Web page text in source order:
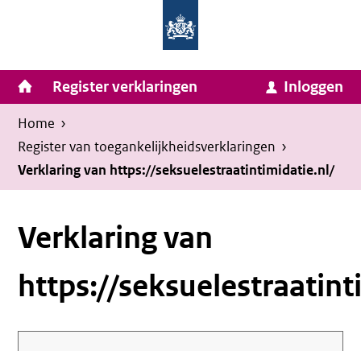
inhoud
van
Zaken
en
Koninkrijksrelaties
Homepage
van
Invulassistent
Toegankelijkheidsverklaring
Toegankelijkheidsverklaring
Hoofdnavigatie
Register verklaringen Inloggen
Kruimelpad
U
bevindt
zich
hier:
Home ›
Register van toegankelijkheids­verklaringen ›
Verklaring van https://seksuelestraatintimidatie.nl/
Verklaring van
https://